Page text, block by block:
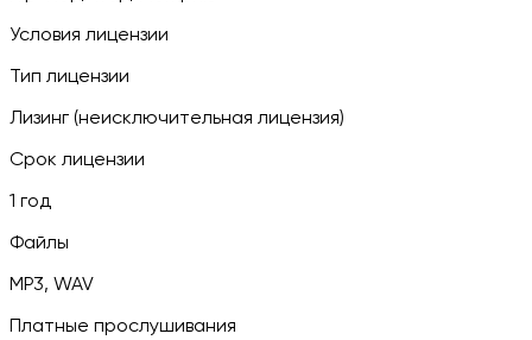
Условия лицензии
Тип лицензии
Лизинг (неисключительная лицензия)
Срок лицензии
1 год
Файлы
MP3, WAV
Платные прослушивания